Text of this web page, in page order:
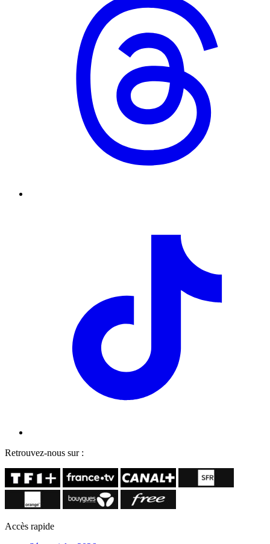
Retrouvez-nous sur :
Accès rapide